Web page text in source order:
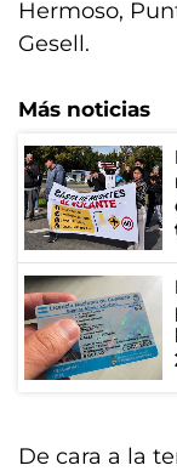
Hermoso,
Gesell.
Más noticias
De cara a la